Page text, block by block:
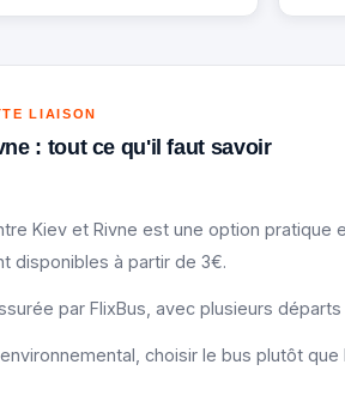
LIAISON
: tout ce qu'il faut savoir
Kiev et Rivne est une option
disponibles à partir de 3€.
par FlixBus, avec plusieurs
choisir le bus plutôt